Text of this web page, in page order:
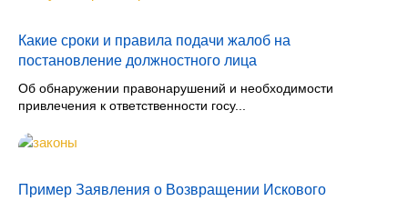
Какие сроки и правила подачи жалоб на
постановление должностного лица
Об обнаружении правонарушений и необходимости
привлечения к ответственности госу...
Пример Заявления о Возвращении Искового